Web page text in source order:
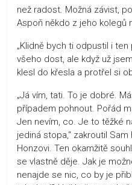
než radost. Možná závist,
Aspoň někdo z jeho kolegů
„Klidně bych ti odpustil i
všeho dost, ale když už
klesl do křesla a protřel si
„Já vím, tati. To je dobré.
případem pohnout. Pořád
Jen nevím, co. Je to těžké
jediná stopa,“ zakroutil
Honzovi. Ten okamžitě
se vlastně děje. Jak je
nenajde se nic, co by je